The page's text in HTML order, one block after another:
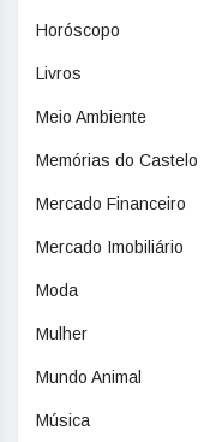
Horóscopo
Livros
Meio Ambiente
Memórias do Castelo
Mercado Financeiro
Mercado Imobiliário
Moda
Mulher
Mundo Animal
Música